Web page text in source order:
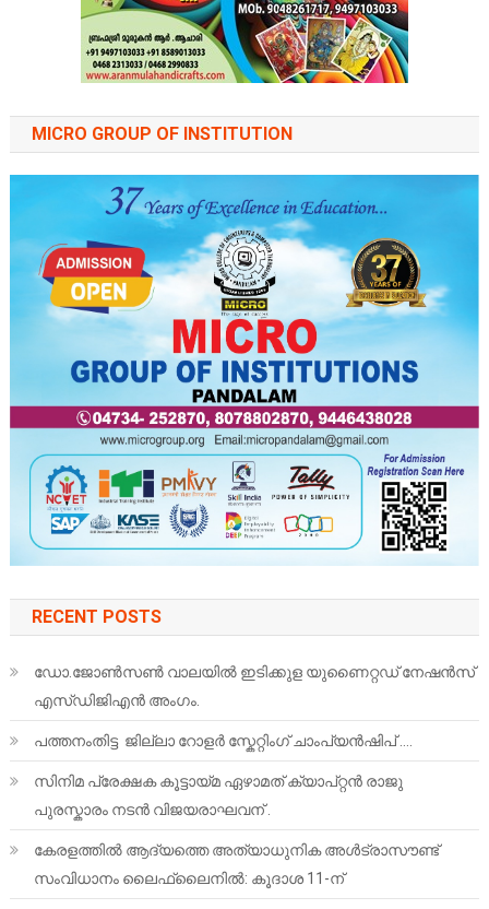
MICRO GROUP OF INSTITUTION
RECENT POSTS
ഡോ.ജോൺസൺ വാലയിൽ ഇടിക്കുള യുണൈറ്റഡ് നേഷൻസ്
എസ്ഡിജിഎൻ അംഗം.
പത്തനംതിട്ട ജില്ലാ റോളർ സ്കേറ്റിംഗ് ചാംപ്യൻഷിപ് ….
സിനിമ പ്രേക്ഷക കൂട്ടായ്മ ഏഴാമത് ക്യാപ്റ്റൻ രാജു
പുരസ്കാരം നടൻ വിജയരാഘവന് .
കേരളത്തിൽ ആദ്യത്തെ അത്യാധുനിക അൾട്രാസൗണ്ട്
സംവിധാനം ലൈഫ്‌ലൈനിൽ: കൂദാശ 11-ന്